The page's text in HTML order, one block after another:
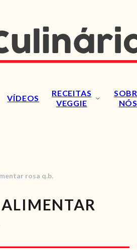
VÍDEOS
RECEITAS
VEGGIE
NÓS
RECEITAS
VÍDEOS
rosa q.b.